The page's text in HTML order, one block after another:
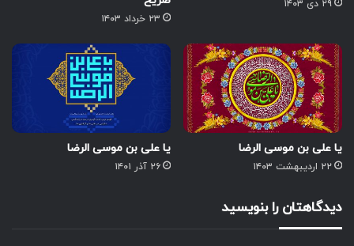
۲۹ دی ۱۴۰۳
۲۳ خرداد ۱۴۰۳
یا علی بن موسی الرضا
۲۲ اردیبهشت ۱۴۰۳
یا علی بن موسی الرضا
۲۶ آذر ۱۴۰۱
دیدگاهتان را بنویسید